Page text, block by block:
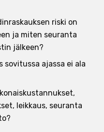
riski on
ja miten seuranta
jälkeen?
sovitussa ajassa ei ala
leikkaus, seuranta